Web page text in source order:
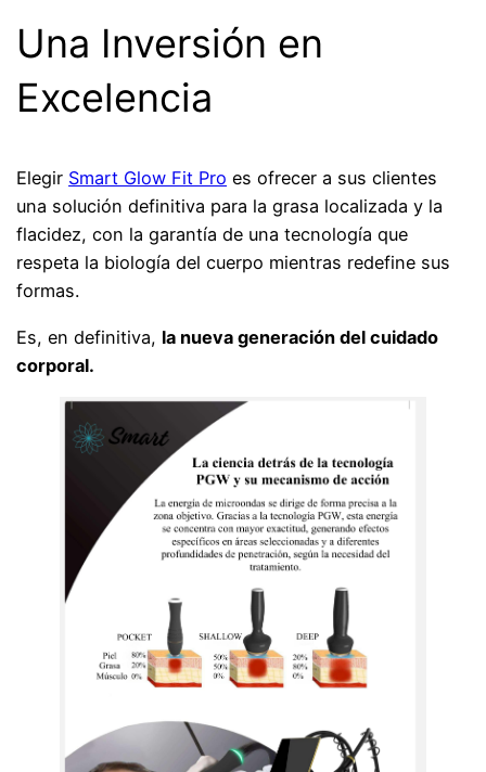
Una Inversión en
Excelencia
Elegir Smart Glow Fit Pro es ofrecer a sus clientes
una solución definitiva para la grasa localizada y la
flacidez, con la garantía de una tecnología que
respeta la biología del cuerpo mientras redefine sus
formas.
Es, en definitiva, la nueva generación del cuidado
corporal.